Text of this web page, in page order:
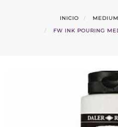
INICIO
FW INK POURING